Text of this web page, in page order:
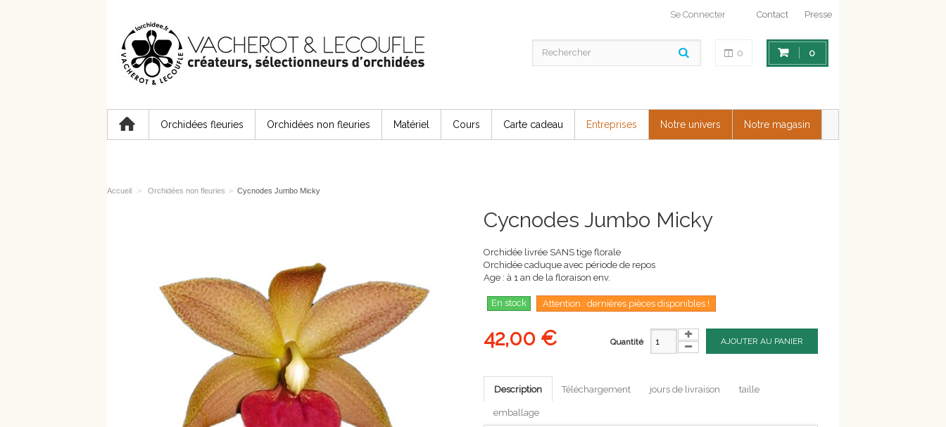
Contact Presse
Se Connecter
0
0
Orchidées fleuries Orchidées non fleuries Matériel Cours Carte cadeau Entreprises Notre univers Notre magasin
Accueil > Orchidées non fleuries > Cycnodes Jumbo Micky
Cycnodes Jumbo Micky
Orchidée livrée SANS tige florale
Orchidée caduque avec période de repos
Age : à 1 an de la floraison env.
En stock Attention : dernières pièces disponibles !
42,00 € AJOUTER AU PANIER
Quantité
Description Téléchargement jours de livraison taille
emballage